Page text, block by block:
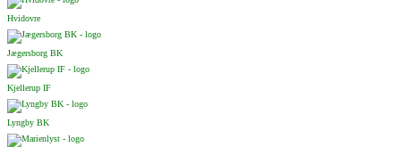
Hvidovre
Jægersborg BK
Kjellerup IF
Lyngby BK